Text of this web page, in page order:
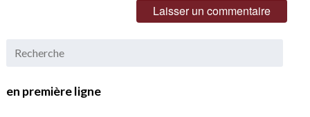
en première ligne